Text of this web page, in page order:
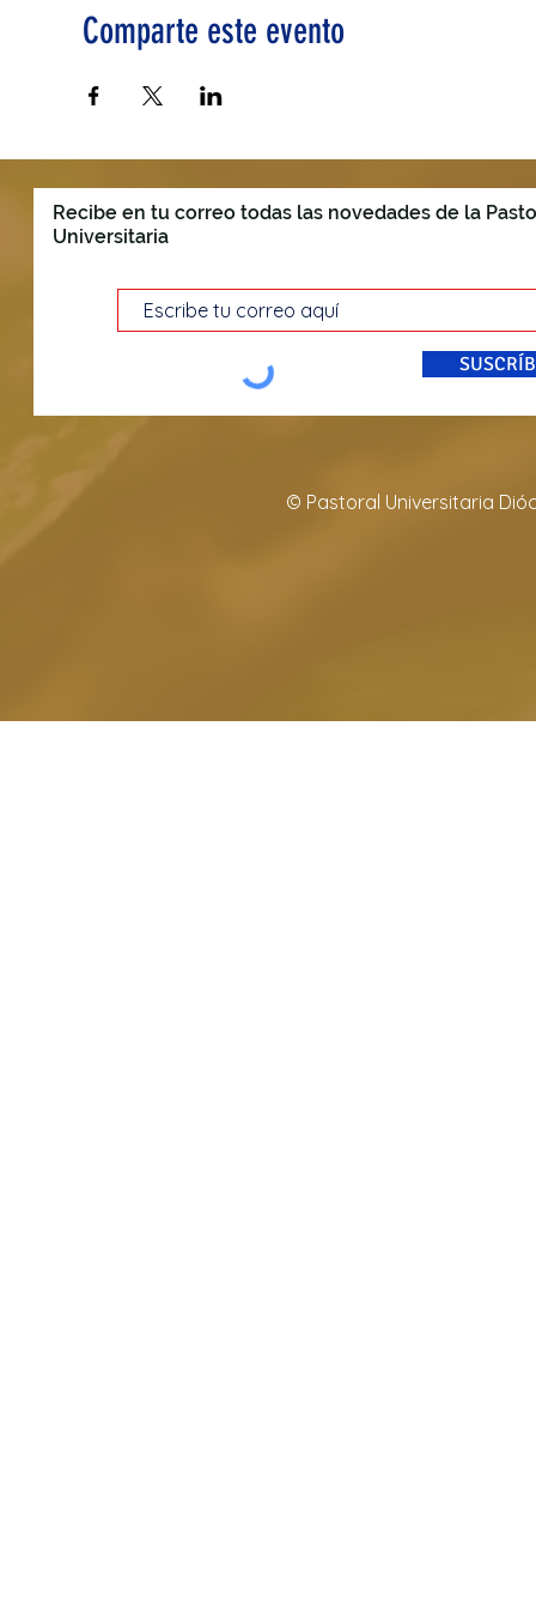
Comparte este evento
Recibe en tu correo todas las novedades de la
Universitaria
© Pastoral Universitaria